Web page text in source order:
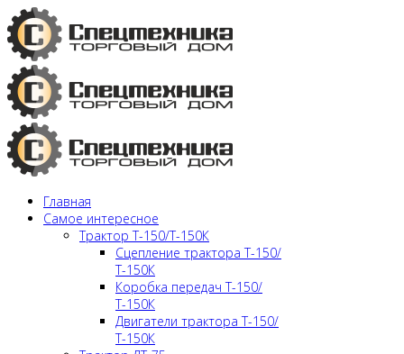
Главная
Самое интересное
Трактор Т-150/Т-150К
Сцепление трактора Т-150/
Т-150К
Коробка передач Т-150/
Т-150К
Двигатели трактора Т-150/
Т-150К